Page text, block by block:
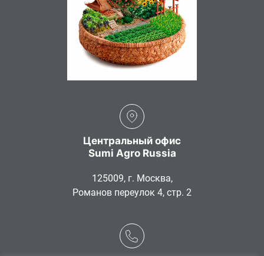
Центральный офис
Sumi Agro Russia
125009, г. Москва,
Романов переулок 4, стр. 2